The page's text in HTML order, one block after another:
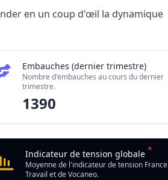
en un coup d'œil la dynamique
Embauches (dernier trimestre)
Nombre d'embauches au cours du dernier
trimestre.
1390
Indicateur de tension globale *
Moyenne de l'indicateur de tension France
Travail et de Vocaneo.